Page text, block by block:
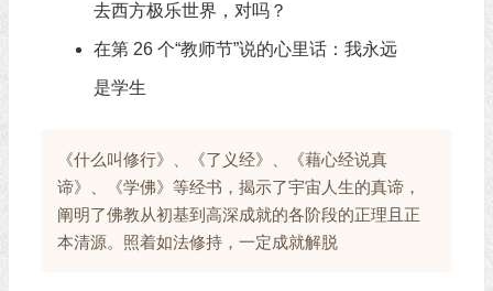
去西方极乐世界，对吗？
在第 26 个“教师节”说的心里话：我永远
是学生
《什么叫修行》、《了义经》、《藉心经说真
谛》、《学佛》等经书，揭示了宇宙人生的真谛，
阐明了佛教从初基到高深成就的各阶段的正理且正
本清源。照着如法修持，一定成就解脱